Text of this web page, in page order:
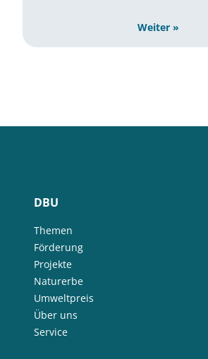
Weiter »
DBU
Themen
Förderung
Projekte
Naturerbe
Umweltpreis
Über uns
Service